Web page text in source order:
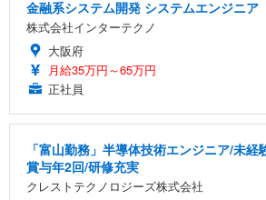
金融系システム開発 システムエンジニア
株式会社インターテクノ
大阪府
月給35万円～65万円
正社員
「富山勤務」半導体技術エンジニア/未
賞与年2回/研修充実
クレストテクノロジーズ株式会社